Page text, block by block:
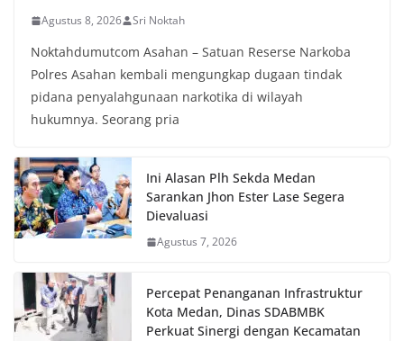
Agustus 8, 2026 Sri Noktah
Noktahdumutcom Asahan – Satuan Reserse Narkoba
Polres Asahan kembali mengungkap dugaan tindak
pidana penyalahgunaan narkotika di wilayah
hukumnya. Seorang pria
Ini Alasan Plh Sekda Medan
Sarankan Jhon Ester Lase Segera
Dievaluasi
Agustus 7, 2026
Percepat Penanganan Infrastruktur
Kota Medan, Dinas SDABMBK
Perkuat Sinergi dengan Kecamatan